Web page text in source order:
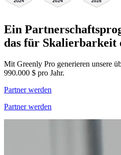
Ein
das für Skalierbarkeit
Mit Greenly Pro generieren unsere
990.000 $ pro Jahr.
Partner werden
Partner werden